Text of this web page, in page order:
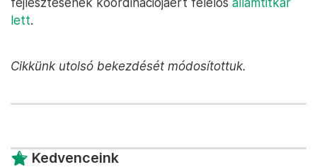
lett.
Cikkünk utolsó bekezdését módosítottuk.
Kedvenceink